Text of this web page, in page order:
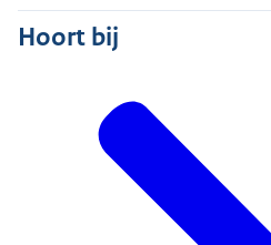
Hoort bij